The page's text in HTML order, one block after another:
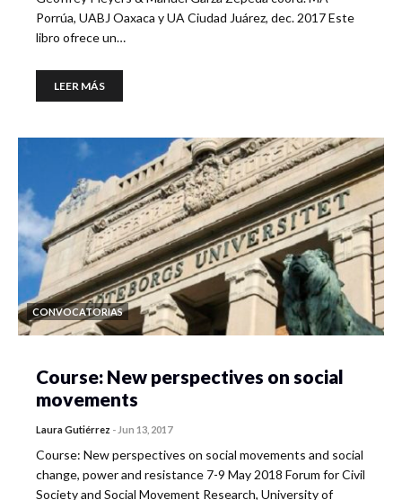
Porrúa, UABJ Oaxaca y UA Ciudad Juárez, dec. 2017 Este
libro ofrece un…
LEER MÁS
CONVOCATORIAS
Course: New perspectives on social
movements
Laura Gutiérrez - Jun 13, 2017
Course: New perspectives on social movements and social
change, power and resistance 7-9 May 2018 Forum for Civil
Society and Social Movement Research, University of